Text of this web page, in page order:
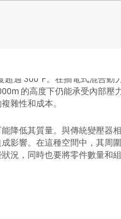
過 300°F。在插電式混合
的高度下仍能承受內部壓
雜性和成本。
降低其質量。與傳統變壓器
影響。在這種空間中，其周
況，同時也要將零件數量和